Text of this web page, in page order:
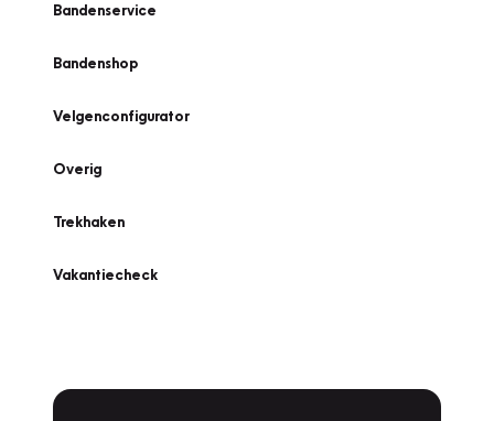
Bandenservice
Bandenshop
Velgenconfigurator
Overig
Trekhaken
Vakantiecheck